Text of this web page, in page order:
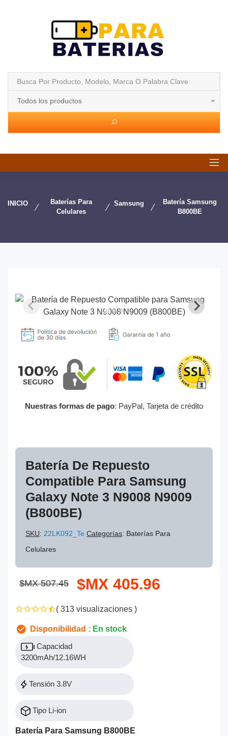
Todos los productos
INICIO
Baterías Para
Celulares
Samsung
Batería Samsung
B800BE
Nuestras formas de pago: PayPal, Tarjeta de crédito
Batería De Repuesto
Compatible Para Samsung
Galaxy Note 3 N9008 N9009
(B800BE)
SKU: 22LK092_Te Categorías: Baterías Para
Celulares
$MX 507.45 $MX 405.96
( 313 visualizaciones )
Disponibilidad : En stock
Capacidad
3200mAh/12.16WH
Tensión 3.8V
Tipo Li-ion
Batería Para Samsung B800BE